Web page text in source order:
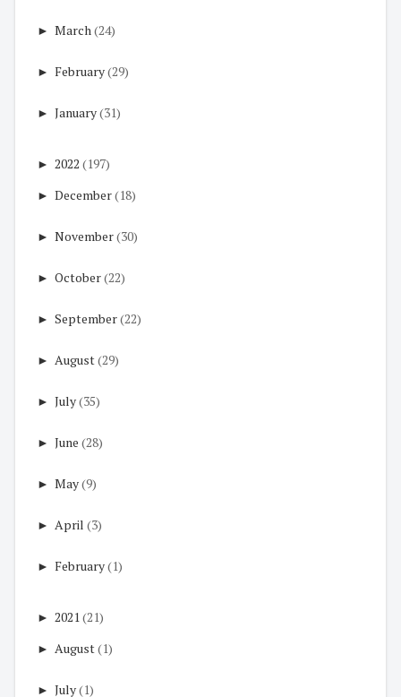
► March(24)
► February(29)
► January(31)
► 2022 (197)
► December(18)
► November(30)
► October(22)
► September(22)
► August(29)
► July(35)
► June (28)
► May(9)
► April (3)
► February(1)
► 2021 (21)
► August(1)
► July(1)